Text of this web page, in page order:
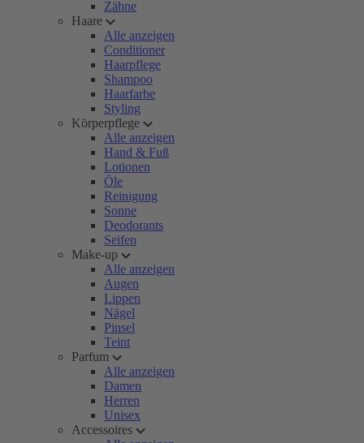
Zähne
Haare
Alle anzeigen
Conditioner
Haarpflege
Shampoo
Haarfarbe
Styling
Körperpflege
Alle anzeigen
Hand & Fuß
Lotionen
Öle
Reinigung
Sonne
Deodorants
Seifen
Make-up
Alle anzeigen
Augen
Lippen
Nägel
Pinsel
Teint
Parfum
Alle anzeigen
Damen
Herren
Unisex
Accessoires